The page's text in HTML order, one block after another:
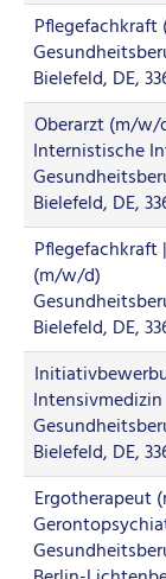
Bielefeld, DE,
Oberarzt (m/w/
Internistische
Bielefeld, DE,
Pflegefachkraft
(m/w/d)
Bielefeld, DE,
Intensivmedizin
Bielefeld, DE,
Ergotherapeut